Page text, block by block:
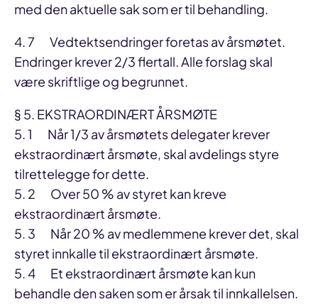
med den aktuelle sak som er til behandling.
4. 7 Vedtektsendringer foretas av årsmøtet.
Endringer krever 2/3 flertall. Alle forslag skal
være skriftlige og begrunnet.
§ 5. EKSTRAORDINÆRT ÅRSMØTE
5. 1 Når 1/3 av årsmøtets delegater krever
ekstraordinært årsmøte, skal avdelings styre
tilrettelegge for dette.
5. 2 Over 50 % av styret kan kreve
ekstraordinært årsmøte.
5. 3 Når 20 % av medlemmene krever det, skal
styret innkalle til ekstraordinært årsmøte.
5. 4 Et ekstraordinært årsmøte kan kun
behandle den saken som er årsak til innkallelsen.